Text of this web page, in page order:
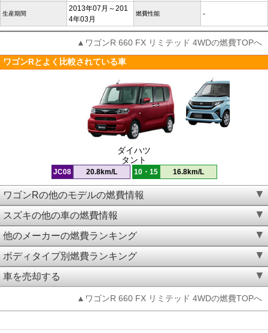
生産期間
2013年07月～201
4年03月
燃費性能 -
▲ワゴンR 660 FX リミテッド 4WDの燃費TOPへ
ワゴンRとよく比較されている車
ダイハツ
タント
JC08 20.8km/L 10・15 16.8km/L
ワゴンRの他のモデルの燃費情報
スズキの他の車の燃費情報
他のメーカーの燃費ランキング
ボディタイプ別燃費ランキング
車を売却する
▲ワゴンR 660 FX リミテッド 4WDの燃費TOPへ